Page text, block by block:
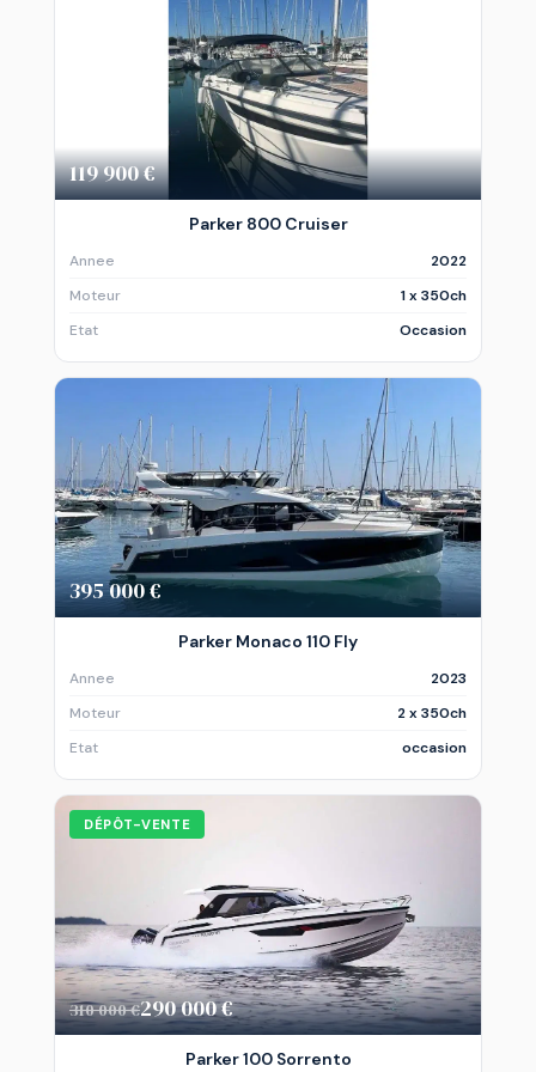
119 900 €
Parker 800 Cruiser
Annee
2022
Moteur
1 x 350ch
Etat
Occasion
395 000 €
Parker Monaco 110 Fly
Annee
2023
Moteur
2 x 350ch
Etat
occasion
DÉPÔT-VENTE
310 000 €290 000 €
Parker 100 Sorrento